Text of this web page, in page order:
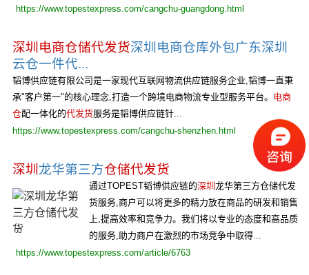
https://www.topestexpress.com/cangchu-guangdong.html
深圳电商仓储代发货深圳电商仓库外包广东深圳
云仓一件代...
韬博供应链有限公司是一家现代互联网物流供应链服务企业,韬博一直秉
承"客户第一"的核心理念,打造一个跨境电商物流专业型服务平台。 电商
仓配一体化的代发货服务是韬博供应链针...
https://www.topestexpress.com/cangchu-shenzhen.html
深圳 龙华第三方仓储代发货
通过TOPEST韬博供应链的深圳 龙华第三方仓储代发
货服务,商户可以将更多的精力放在商品的研发和销售
上,提高效率和竞争力。我们将以专业的态度和高品质
的服务,助力商户在激烈的市场竞争中取得...
https://www.topestexpress.com/article/6763